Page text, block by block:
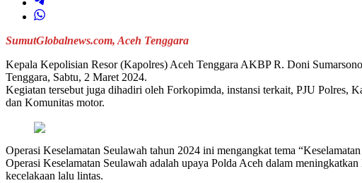
SumutGlobalnews.com, Aceh Tenggara
Kepala Kepolisian Resor (Kapolres) Aceh Tenggara AKBP R. Doni
Tenggara, Sabtu, 2 Maret 2024.
Kegiatan tersebut juga dihadiri oleh Forkopimda, instansi terkait, PJU Polres,
dan Komunitas motor.
Operasi Keselamatan Seulawah tahun 2024 ini mengangkat tema
Operasi Keselamatan Seulawah adalah upaya Polda Aceh dalam
kecelakaan lalu lintas.